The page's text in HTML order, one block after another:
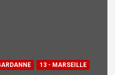
13 - MARSEILLE